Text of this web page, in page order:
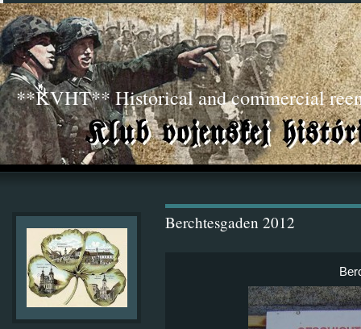
**KVHT** Historical and commercial
Berchtesgaden 2012